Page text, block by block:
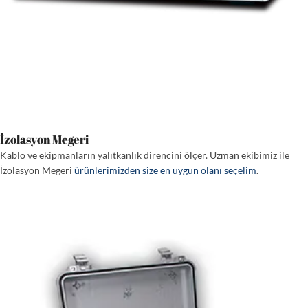
İzolasyon Megeri
Kablo ve ekipmanların yalıtkanlık direncini ölçer. Uzman ekibimiz ile
İzolasyon Megeri ürünlerimizden size en uygun olanı seçelim.